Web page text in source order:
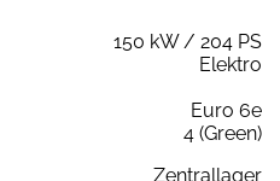
150 kW / 204 PS
Elektro
Euro 6e
4 (Green)
Zentrallager